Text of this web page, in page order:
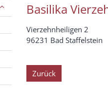
Basilika
Vierzehnheiligen 2
96231 Bad Staffelstein
Zurück